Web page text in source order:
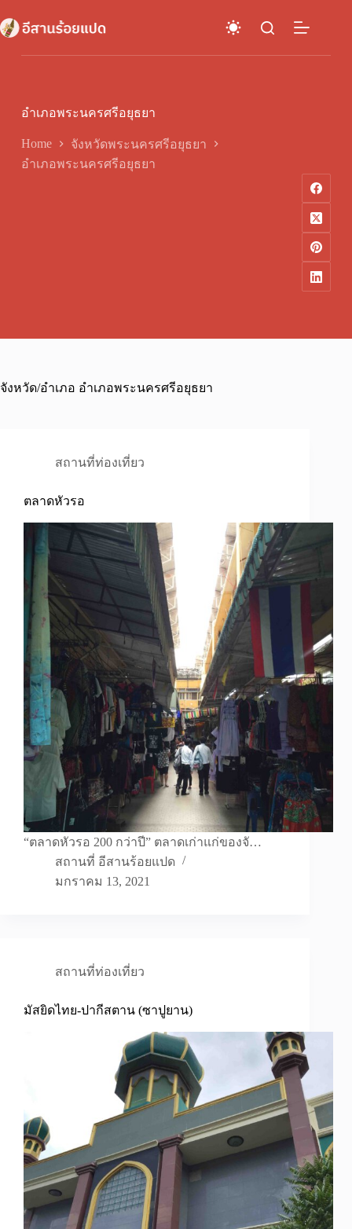
to
content
อำเภอพระนครศรีอยุธยา
Home
จังหวัดพระนครศรีอยุธยา
อำเภอพระนครศรีอยุธยา
จังหวัด/อำเภอ อำเภอพระนครศรีอยุธยา
สถานที่ท่องเที่ยว
ตลาดหัวรอ
“ตลาดหัวรอ 200 กว่าปี” ตลาดเก่าแก่ของจั…
สถานที่ อีสานร้อยแปด
มกราคม 13, 2021
สถานที่ท่องเที่ยว
มัสยิดไทย-ปากีสตาน (ซาปูยาน)